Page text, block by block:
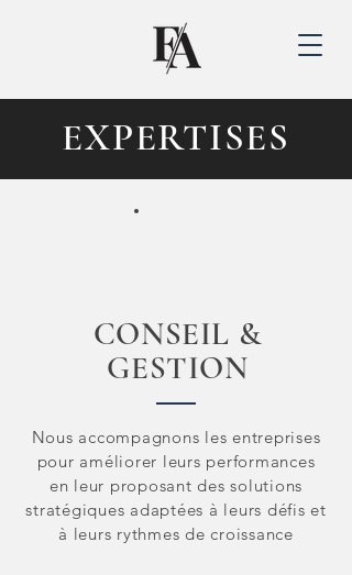
EXPERTISES
CONSEIL &
GESTION
Nous accompagnons les entreprises
pour améliorer leurs performances
en leur proposant des solutions
stratégiques adaptées à leurs défis et
à leurs rythmes de croissance